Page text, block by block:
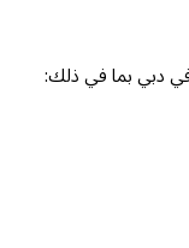
في دبي بما في ذلك: